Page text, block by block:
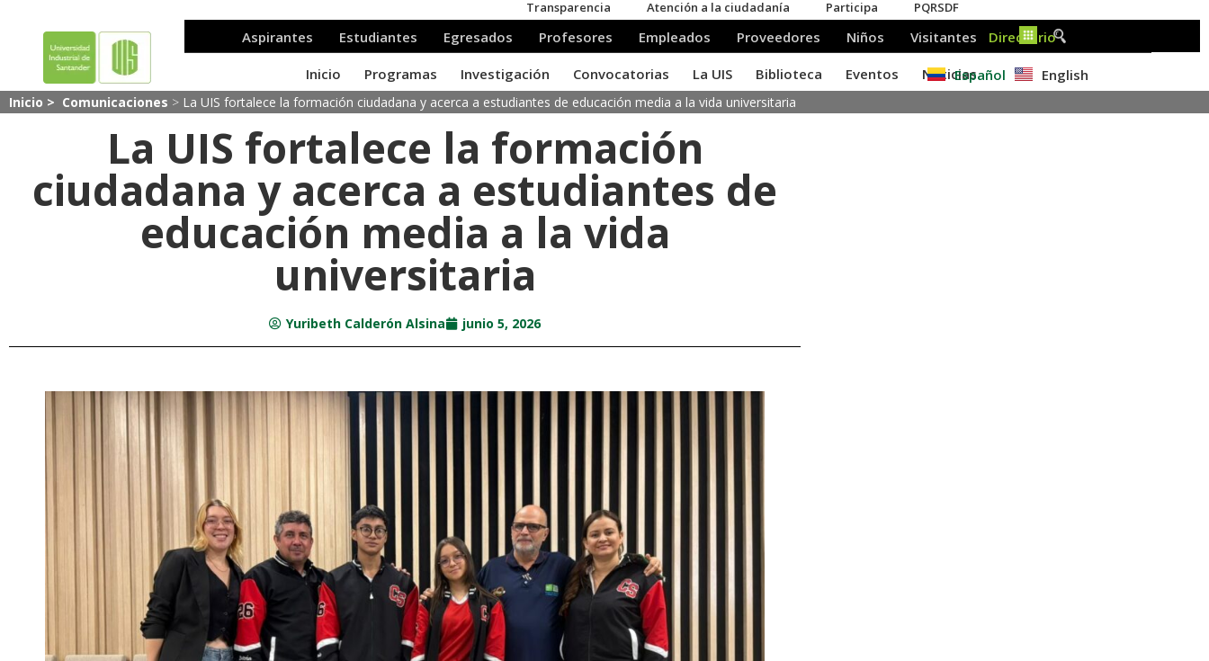
Español English
Inicio > Comunicaciones > La UIS fortalece la formación ciudadana y acerca a estudiantes de educación media a la vida universitaria
La UIS fortalece la formación
ciudadana y acerca a estudiantes de
educación media a la vida
universitaria
Yuribeth Calderón Alsina junio 5, 2026